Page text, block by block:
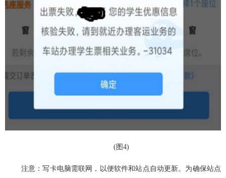
(图 4)
注意：写卡电脑需联网，以便软件和站点自动更新。为确保站点